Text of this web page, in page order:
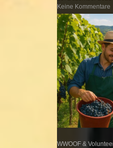
Keine Kommentare
WWOOF &